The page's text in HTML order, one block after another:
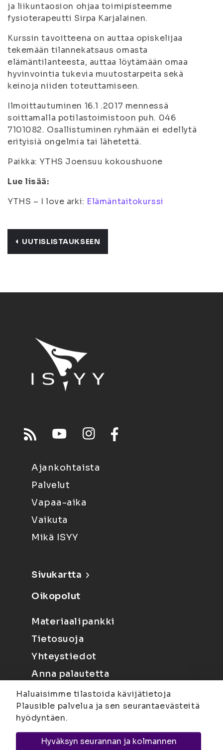
ja liikuntaosion ohjaa toimipisteemme
fysioterapeutti Sirpa Karjalainen.
Kurssin tavoitteena on auttaa opiskelijaa
tekemään tilannekatsaus omasta
elämäntilanteesta, auttaa löytämään omaa
hyvinvointia tukevia muutostarpeita sekä
keinoja niiden toteuttamiseen.
Ilmoittautuminen 16.1 .2017 mennessä
soittamalla potilastoimistoon puh. 046
7101082. Osallistuminen ryhmään ei edellytä
erityisiä ongelmia tai lähetettä.
Paikka: YTHS Joensuu kokoushuone
Lue lisää:
YTHS – I love arki: Elämäntaitokurssi
UUTISLISTAUKSEEN
Ajankohtaista
Palvelut
Vapaa-aika
Vaikuta
Mikä ISYY
Sivukartta
Oikopolut
Materiaalipankki
Tietosuoja
Yhteystiedot
Anna palautetta
Haluaisimme tilastoida kävijätietoja
Plausible palvelua ja sen seurantaevästeitä
hyödyntäen.
Hyväksyn seurannan ja kolmannen